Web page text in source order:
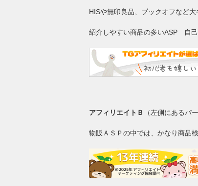
HISや無印良品、ブックオフなど
紹介しやすい商品の多いASP 自
アフィリエイトＢ （左側にあるパ
物販ＡＳＰの中では、かなり商品